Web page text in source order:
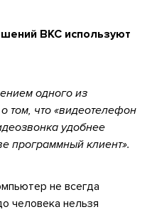
ВКС используют
одного из
о том, что «видеотелефон
удобнее
программный клиент».
не всегда
человека нельзя